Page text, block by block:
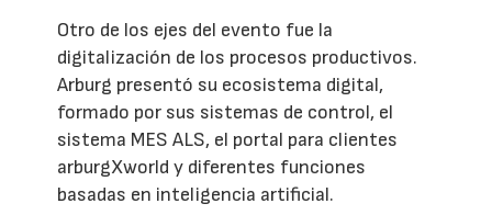
Otro de los ejes del evento fue la
digitalización de los procesos productivos.
Arburg presentó su ecosistema digital,
formado por sus sistemas de control, el
sistema MES ALS, el portal para clientes
arburgXworld y diferentes funciones
basadas en inteligencia artificial.